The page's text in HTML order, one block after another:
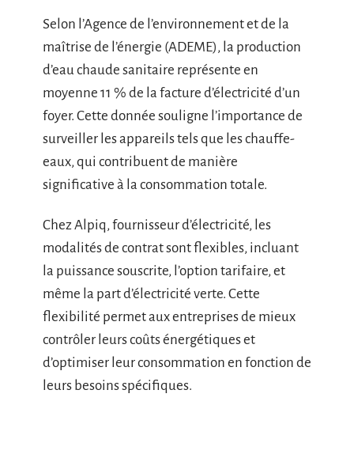
Selon l’Agence de l’environnement et de la
maîtrise de l’énergie (ADEME), la production
d’eau chaude sanitaire représente en
moyenne 11 % de la facture d’électricité d’un
foyer. Cette donnée souligne l’importance de
surveiller les appareils tels que les chauffe-
eaux, qui contribuent de manière
significative à la consommation totale.
Chez Alpiq, fournisseur d’électricité, les
modalités de contrat sont flexibles, incluant
la puissance souscrite, l’option tarifaire, et
même la part d’électricité verte. Cette
flexibilité permet aux entreprises de mieux
contrôler leurs coûts énergétiques et
d’optimiser leur consommation en fonction de
leurs besoins spécifiques.